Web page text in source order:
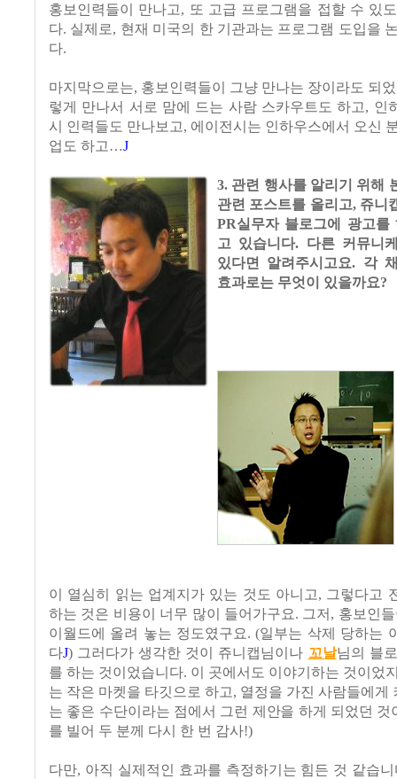
홍보인력들이 만나고, 또 고급 프로그램을 접할 수 있
다. 실제로, 현재 미국의 한 기관과는 프로그램 도입을
다.
마지막으로는, 홍보인력들이 그냥 만나는 장이라도 되
렇게 만나서 서로 맘에 드는 사람 스카우트도 하고, 인
시 인력들도 만나보고, 에이전시는 인하우스에서 오신
업도 하고…J
3. 관련 행사를 알리기 위해
관련 포스트를 올리고, 쥬니
PR실무자 블로그에 광고를
고 있습니다. 다른 커뮤니
있다면 알려주시고요. 각
효과로는 무엇이 있을까요?
이 열심히 읽는 업계지가 있는 것도 아니고, 그렇다고
하는 것은 비용이 너무 많이 들어가구요. 그저, 홍보인
이월드에 올려 놓는 정도였구요. (일부는 삭제 당하는
다J) 그러다가 생각한 것이 쥬니캡님이나 꼬날님의 블
를 하는 것이었습니다. 이 곳에서도 이야기하는 것이었
는 작은 마켓을 타깃으로 하고, 열정을 가진 사람들에게
는 좋은 수단이라는 점에서 그런 제안을 하게 되었던 것
를 빌어 두 분께 다시 한 번 감사!)
다만, 아직 실제적인 효과를 측정하기는 힘든 것 같습